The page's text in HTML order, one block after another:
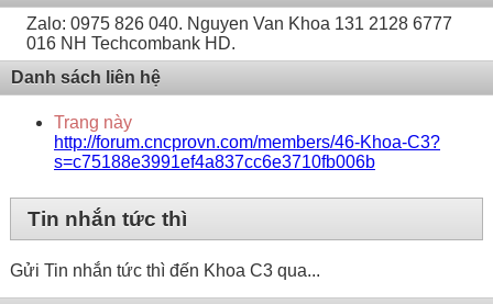
Zalo: 0975 826 040. Nguyen Van Khoa 131 2128 6777
016 NH Techcombank HD.
Danh sách liên hệ
Trang này
http://forum.cncprovn.com/members/46-Khoa-C3?
s=c75188e3991ef4a837cc6e3710fb006b
Tin nhắn tức thì
Gửi Tin nhắn tức thì đến Khoa C3 qua...